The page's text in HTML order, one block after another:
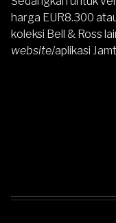
harga EUR8.300
koleksi Bell & Ross
website/aplikasi